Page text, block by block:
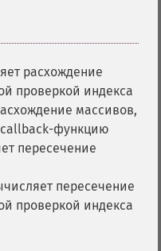
расхождение
проверкой индекса
массивов,
callback-функцию
пересечение
пересечение
проверкой индекса